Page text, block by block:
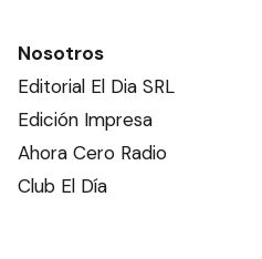
Nosotros
Editorial El Dia SRL
Edición Impresa
Ahora Cero Radio
Club El Día